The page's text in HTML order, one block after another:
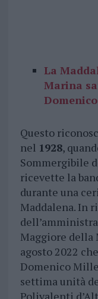
La
Marina
Questo
nel 1928,
Sommergibile
ricevette la
durante una
Maddalena. In
Maggiore della
agosto 2022
Domenico
settima unità